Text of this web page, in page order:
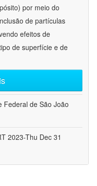
por meio do
de partículas
efeitos de
de superfície e de
Federal de São João
2023-Thu Dec 31